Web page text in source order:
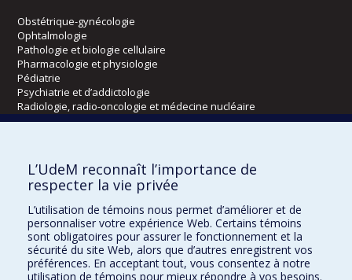
Obstétrique-gynécologie
Ophtalmologie
Pathologie et biologie cellulaire
Pharmacologie et physiologie
Pédiatrie
Psychiatrie et d’addictologie
Radiologie, radio-oncologie et médecine nucléaire
Écoles
Kinésiologie et des sciences de l’activité physique
Orthophonie et audiologie
Réadaptation
Directions
DPC
L’UdeM reconnaît l’importance de
respecter la vie privée
L’utilisation de témoins nous permet d’améliorer et de
personnaliser votre expérience Web. Certains témoins
sont obligatoires pour assurer le fonctionnement et la
sécurité du site Web, alors que d’autres enregistrent vos
préférences. En acceptant tout, vous consentez à notre
utilisation de témoins pour mieux répondre à vos besoins.